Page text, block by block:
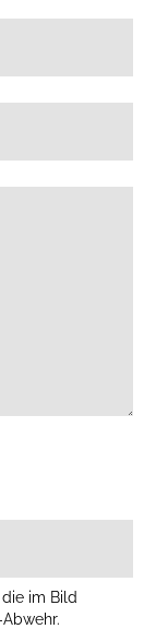
im Bild